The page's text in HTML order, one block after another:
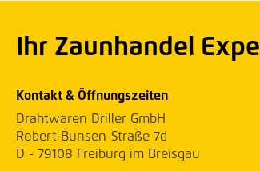
Ihr Zaunhandel
Kontakt & Öffnungszeiten
Drahtwaren Driller GmbH
Robert-Bunsen-Straße 7d
D - 79108 Freiburg im Breisgau